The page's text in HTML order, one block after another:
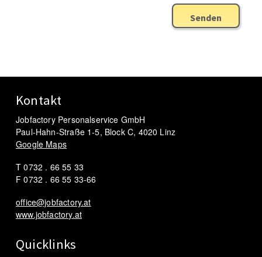
Senden
Kontakt
Jobfactory Personalservice GmbH
Paul-Hahn-Straße 1-5, Block C, 4020 Linz
Google Maps
T 0732 . 66 55 33
F 0732 . 66 55 33-66
office@jobfactory.at
www.jobfactory.at
Quicklinks